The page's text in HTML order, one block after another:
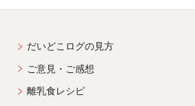
だいどこログの見方
ご意見・ご感想
離乳食レシピ